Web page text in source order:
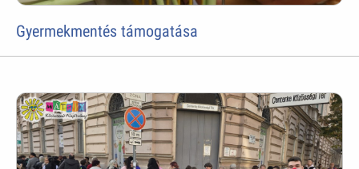
Gyermekmentés támogatása